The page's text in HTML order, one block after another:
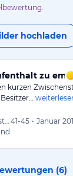
hochladen
zu
kurzen
41-45 • Januar
(6)